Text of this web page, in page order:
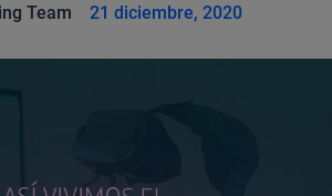
Team 21 diciembre, 2020